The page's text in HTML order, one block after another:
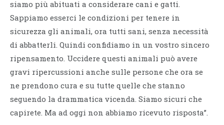
siamo più abituati a considerare cani e gatti.
Sappiamo esserci le condizioni per tenere in
sicurezza gli animali, ora tutti sani, senza necessità
di abbatterli. Quindi confidiamo in un vostro sincero
ripensamento. Uccidere questi animali può avere
gravi ripercussioni anche sulle persone che ora se
ne prendono cura e su tutte quelle che stanno
seguendo la drammatica vicenda. Siamo sicuri che
capirete. Ma ad oggi non abbiamo ricevuto risposta”.